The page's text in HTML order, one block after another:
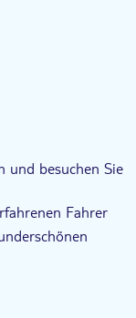
und besuchen Sie
Fahrer